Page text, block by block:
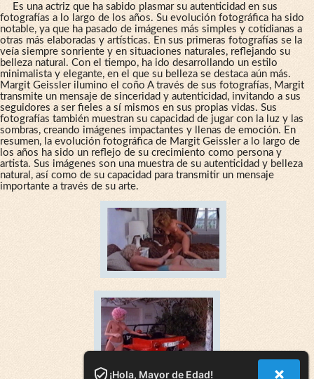
Es una actriz que ha sabido plasmar su autenticidad en sus
fotografías a lo largo de los años. Su evolución fotográfica ha sido
notable, ya que ha pasado de imágenes más simples y cotidianas a
otras más elaboradas y artísticas. En sus primeras fotografías se la
veía siempre sonriente y en situaciones naturales, reflejando su
belleza natural. Con el tiempo, ha ido desarrollando un estilo
minimalista y elegante, en el que su belleza se destaca aún más.
Margit Geissler ilumino el coño A través de sus fotografías, Margit
transmite un mensaje de sinceridad y autenticidad, invitando a sus
seguidores a ser fieles a sí mismos en sus propias vidas. Sus
fotografías también muestran su capacidad de jugar con la luz y las
sombras, creando imágenes impactantes y llenas de emoción. En
resumen, la evolución fotográfica de Margit Geissler a lo largo de
los años ha sido un reflejo de su crecimiento como persona y
artista. Sus imágenes son una muestra de su autenticidad y belleza
natural, así como de su capacidad para transmitir un mensaje
importante a través de su arte.
¡Hola, Mayor de Edad!